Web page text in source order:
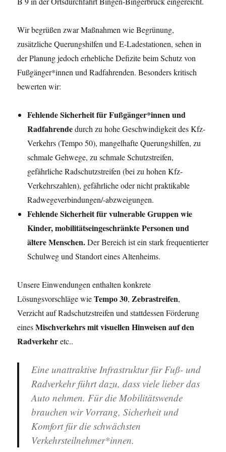
Wir begrüßen zwar Maßnahmen wie Begrünung,
zusätzliche Querungshilfen und E-Ladestationen, sehen in
der Planung jedoch erhebliche Defizite beim Schutz von
Fußgänger*innen und Radfahrenden. Besonders kritisch
bewerten wir:
Fehlende Sicherheit für Fußgänger*innen und
Radfahrendedurch zu hohe Geschwindigkeit des Kfz-
Verkehrs (Tempo 50), mangelhafte Querungshilfen, zu
schmale Gehwege, zu schmale Schutzstreifen,
gefährliche Radschutzstreifen (bei zu hohen Kfz-
Verkehrszahlen), gefährliche oder nicht praktikable
Radwegeverbindungen/-abzweigungen.
Fehlende Sicherheit für vulnerable Gruppen wie
Kinder, mobilitätseingeschränkte Personen und
ältere Menschen.Der Bereich ist ein stark frequentierter
Schulweg und Standort eines Altenheims.
Unsere Einwendungen enthalten konkrete
Lösungsvorschläge wieTempo 30, Zebrastreifen,
Verzicht auf Radschutzstreifen und stattdessen Förderung
einesMischverkehrs mit visuellen Hinweisen auf den
Radverkehretc..
Eine unattraktive Infrastruktur für Fuß- und
Radverkehr führt dazu, dass viele lieber das
Auto nehmen. Für die Mobilitätswende
brauchen wir Vorrang, Sicherheit und
Komfort für die schwächsten
Verkehrsteilnehmer*innen.